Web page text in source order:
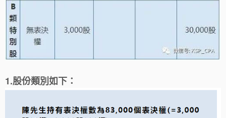
1.股份類別如下：